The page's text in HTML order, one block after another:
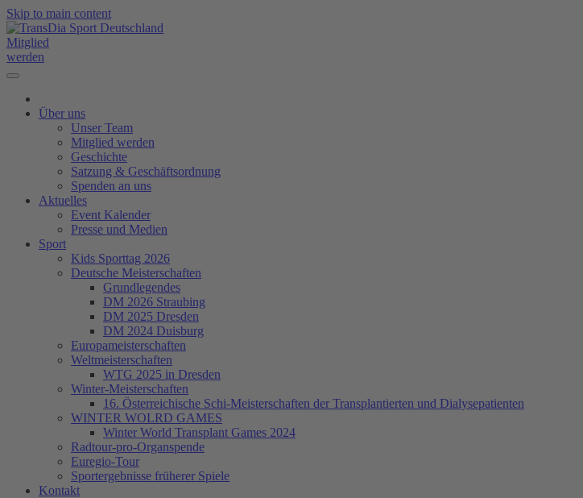
Skip to main content
Mitglied
werden
Über uns
Unser Team
Mitglied werden
Geschichte
Satzung & Geschäftsordnung
Spenden an uns
Aktuelles
Event Kalender
Presse und Medien
Sport
Kids Sporttag 2026
Deutsche Meisterschaften
Grundlegendes
DM 2026 Straubing
DM 2025 Dresden
DM 2024 Duisburg
Europameisterschaften
Weltmeisterschaften
WTG 2025 in Dresden
Winter-Meisterschaften
16. Österreichische Schi-Meisterschaften der Transplantierten und Dialysepatienten
WINTER WOLRD GAMES
Winter World Transplant Games 2024
Radtour-pro-Organspende
Euregio-Tour
Sportergebnisse früherer Spiele
Kontakt